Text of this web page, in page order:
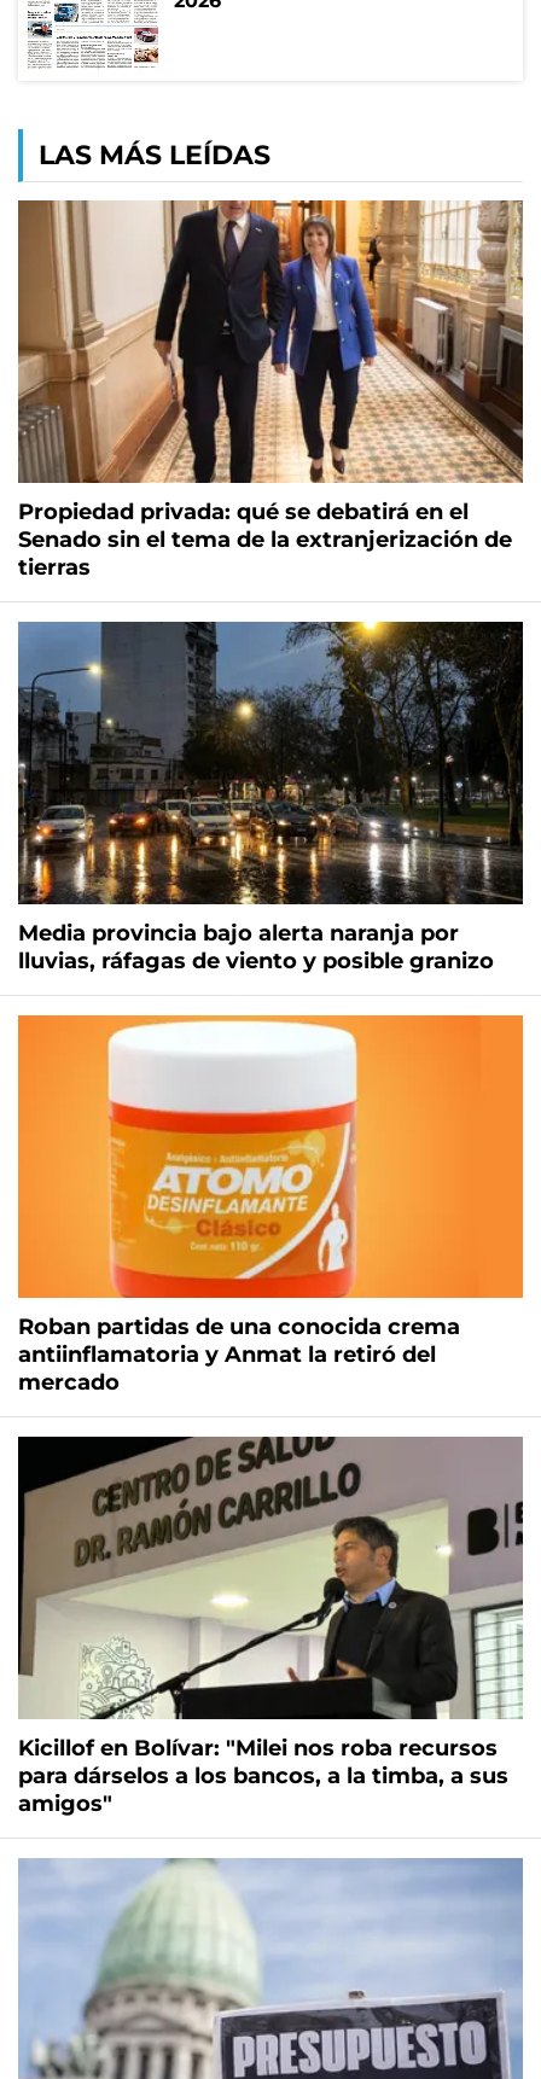
LAS MÁS LEÍDAS
Propiedad privada: qué se debatirá en el
Senado sin el tema de la extranjerización de
tierras
Media provincia bajo alerta naranja por
lluvias, ráfagas de viento y posible granizo
Roban partidas de una conocida crema
antiinflamatoria y Anmat la retiró del
mercado
Kicillof en Bolívar: "Milei nos roba recursos
para dárselos a los bancos, a la timba, a sus
amigos"